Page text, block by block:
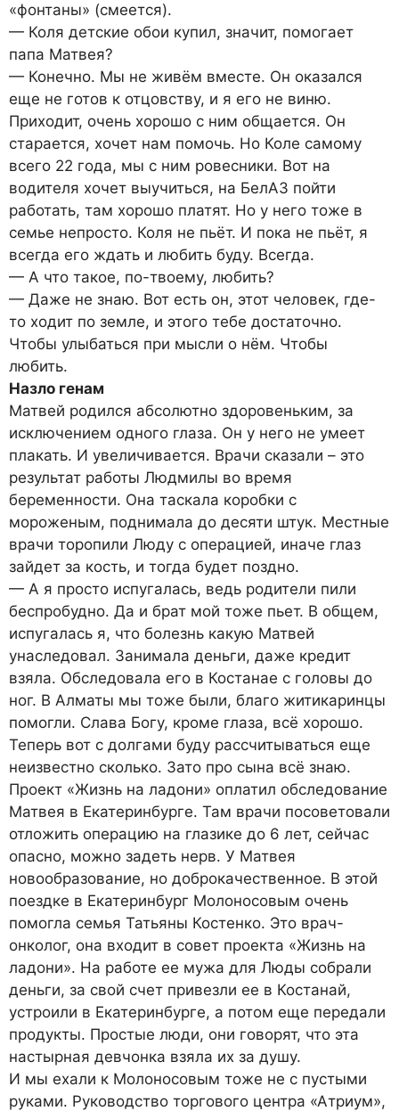
«фонтаны» (смеется).
— Коля детские обои купил, значит, помогает
папа Матвея?
— Конечно. Мы не живём вместе. Он оказался
еще не готов к отцовству, и я его не виню.
Приходит, очень хорошо с ним общается. Он
старается, хочет нам помочь. Но Коле самому
всего 22 года, мы с ним ровесники. Вот на
водителя хочет выучиться, на БелАЗ пойти
работать, там хорошо платят. Но у него тоже в
семье непросто. Коля не пьёт. И пока не пьёт, я
всегда его ждать и любить буду. Всегда.
— А что такое, по-твоему, любить?
— Даже не знаю. Вот есть он, этот человек, где-
то ходит по земле, и этого тебе достаточно.
Чтобы улыбаться при мысли о нём. Чтобы
любить.
Назло генам
Матвей родился абсолютно здоровеньким, за
исключением одного глаза. Он у него не умеет
плакать. И увеличивается. Врачи сказали – это
результат работы Людмилы во время
беременности. Она таскала коробки с
мороженым, поднимала до десяти штук. Местные
врачи торопили Люду с операцией, иначе глаз
зайдет за кость, и тогда будет поздно.
— А я просто испугалась, ведь родители пили
беспробудно. Да и брат мой тоже пьет. В общем,
испугалась я, что болезнь какую Матвей
унаследовал. Занимала деньги, даже кредит
взяла. Обследовала его в Костанае с головы до
ног. В Алматы мы тоже были, благо житикаринцы
помогли. Слава Богу, кроме глаза, всё хорошо.
Теперь вот с долгами буду рассчитываться еще
неизвестно сколько. Зато про сына всё знаю.
Проект «Жизнь на ладони» оплатил обследование
Матвея в Екатеринбурге. Там врачи посоветовали
отложить операцию на глазике до 6 лет, сейчас
опасно, можно задеть нерв. У Матвея
новообразование, но доброкачественное. В этой
поездке в Екатеринбург Молоносовым очень
помогла семья Татьяны Костенко. Это врач-
онколог, она входит в совет проекта «Жизнь на
ладони». На работе ее мужа для Люды собрали
деньги, за свой счет привезли ее в Костанай,
устроили в Екатеринбурге, а потом еще передали
продукты. Простые люди, они говорят, что эта
настырная девчонка взяла их за душу.
И мы ехали к Молоносовым тоже не с пустыми
руками. Руководство торгового центра «Атриум»,